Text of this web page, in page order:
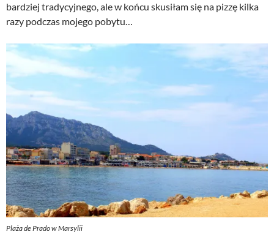
bardziej tradycyjnego, ale w końcu skusiłam się na pizzę kilka
razy podczas mojego pobytu…
Plaża de Prado w Marsylii